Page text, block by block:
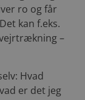
ro og får
kan f.eks.
–
Hvad
er det jeg